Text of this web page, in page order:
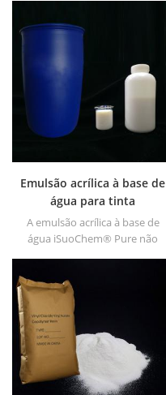
ou alcoólatra solvente.
Emulsão acrílica à base de
água para tinta
A emulsão acrílica à base de
água iSuoChem® Pure não
OPV, primer UV e tinta
plástica.